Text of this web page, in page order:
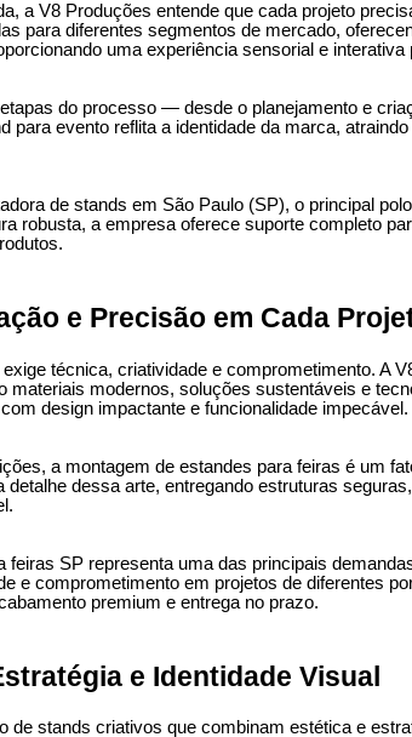
a V8 Produções entende que cada projeto
para diferentes segmentos de mercado,
uma experiência sensorial e interativa
do processo — desde o planejamento e
para evento reflita a identidade da marca,
de stands em São Paulo (SP), o principal
robusta, a empresa oferece suporte completo
e Precisão em Cada
técnica, criatividade e comprometimento. A
materiais modernos, soluções sustentáveis e
design impactante e funcionalidade impecável.
a montagem de estandes para feiras é um
dessa arte, entregando estruturas
feiras SP representa uma das principais
e comprometimento em projetos de diferentes
premium e entrega no prazo.
e Identidade Visual
de stands criativos que combinam estética e